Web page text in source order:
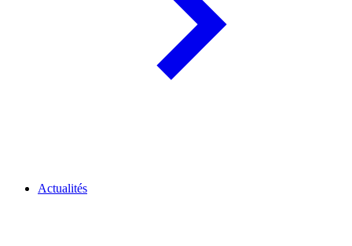
Actualités